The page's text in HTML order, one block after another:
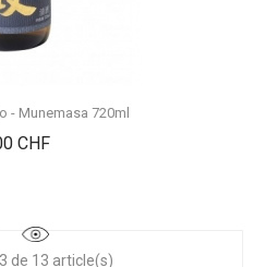
- Munemasa 720ml
CHFPrix
de 13 article(s)